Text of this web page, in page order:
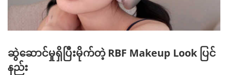
ဆွဲဆောင်မှုရှိပြီးမိုက်တဲ့ RBF Makeup Look ပြင်
နည်း